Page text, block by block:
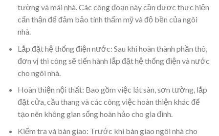
tường và mái nhà. Các công đoạn này cần được thực hiện
cẩn thận để đảm bảo tính thẩm mỹ và độ bền của ngôi
nhà.
Lắp đặt hệ thống điện nước: Sau khi hoàn thành phần thô,
đơn vị thi công sẽ tiến hành lắp đặt hệ thống điện và nước
cho ngôi nhà.
Hoàn thiện nội thất: Bao gồm việc lát sàn, sơn tường, lắp
đặt cửa, cầu thang và các công việc hoàn thiện khác để
tạo nên không gian sống hoàn hảo cho gia đình.
Kiểm tra và bàn giao: Trước khi bàn giao ngôi nhà cho